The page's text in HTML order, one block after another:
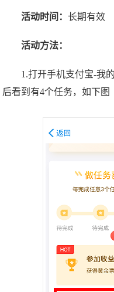
活动时间： 长期有效
活动方法：
1.打开手机支付宝-我
后看到有4个任务，如下图